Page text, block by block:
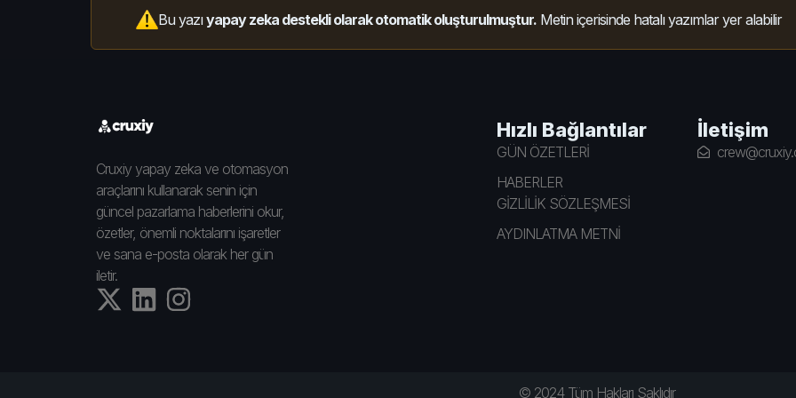
Bu yazıyapay zeka destekli olarak otomatik oluşturulmuştur. Metin içerisinde hatalı yazımlar yer alabilir
Cruxiy yapay zeka ve otomasyon
araçlarını kullanarak senin için
güncel pazarlama haberlerini okur,
özetler, önemli noktalarını işaretler
ve sana e-posta olarak her gün
iletir.
Hızlı Bağlantılar
GÜN ÖZETLERİ
HABERLER
GİZLİLİK SÖZLEŞMESİ
AYDINLATMA METNİ
İletişim
© 2024 Tüm Hakları Saklıdır